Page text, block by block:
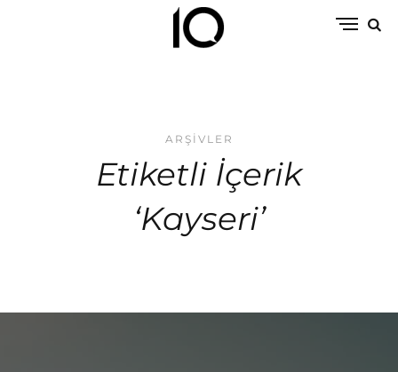
ARŞIVLER
Etiketli İçerik
‘Kayseri’